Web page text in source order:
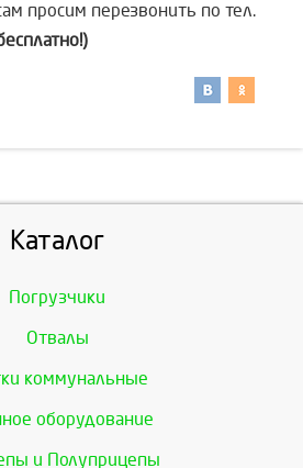
просим перезвонить по тел.
Каталог
Погрузчики
Отвалы
коммунальные
оборудование
и Полуприцепы